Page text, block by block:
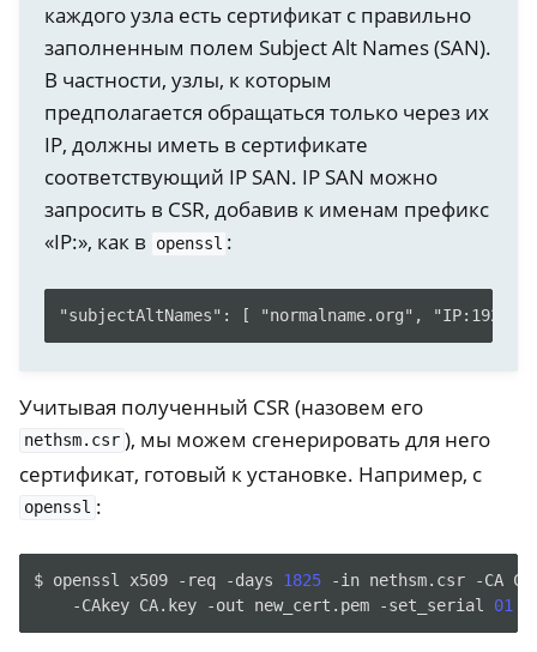
каждого узла есть сертификат с правильно
заполненным полем Subject Alt Names (SAN).
В частности, узлы, к которым
предполагается обращаться только через их
IP, должны иметь в сертификате
соответствующий IP SAN. IP SAN можно
запросить в CSR, добавив к именам префикс
«IP:», как в
openssl :
Учитывая полученный CSR (назовем его
nethsm.csr ), мы можем сгенерировать для него
сертификат, готовый к установке. Например, с
openssl :
$ openssl x509 -req -days 1825 -in nethsm.csr -CA
-CAkey CA.key -out new_cert.pem -set_serial 01